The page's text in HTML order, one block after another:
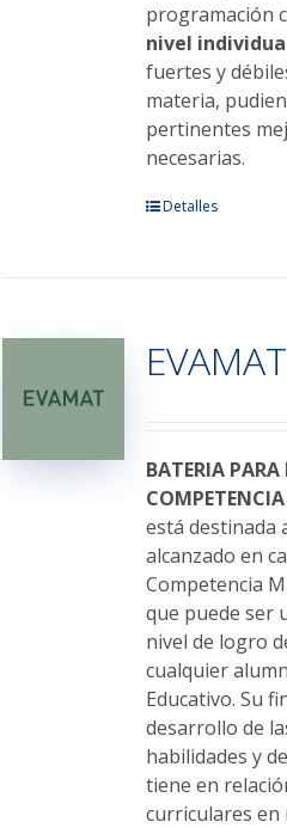
programación
nivel
fuertes y
materia,
pertinentes
necesarias.
Este
Las
opciones
elegir
en
la
página
de
producto
Detalles
BATERIA
está destinada
alcanzado en
Competencia
que puede ser
nivel de logro
cualquier
Educativo. Su
desarrollo de
habilidades y
tiene en
curriculares en